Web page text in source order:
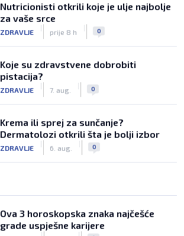
Nutricionisti otkrili koje je ulje najbolje
za vaše srce
ZDRAVLJE
|
prije 8 h
| 0
Koje su zdravstvene dobrobiti
pistacija?
ZDRAVLJE
|
7. aug.
| 0
Krema ili sprej za sunčanje?
Dermatolozi otkrili šta je bolji izbor
ZDRAVLJE
|
6. aug.
| 0
Ova 3 horoskopska znaka najčešće
grade uspješne karijere
| |